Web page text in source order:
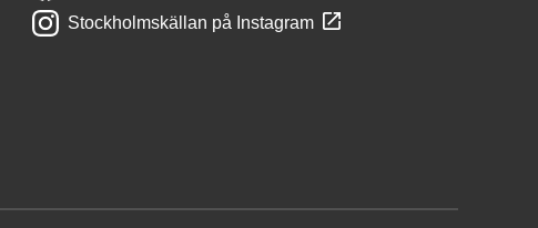
Stockholmskällan på Instagram